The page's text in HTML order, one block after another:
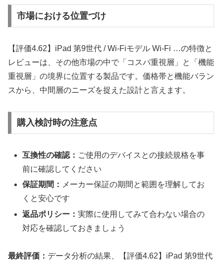
市場における位置づけ
【評価4.62】iPad 第9世代 / Wi-Fiモデル Wi-Fi …の特徴と
レビューは、その他市場の中で「コスパ重視層」と「機能
重視層」の境界に位置する製品です。価格帯と機能バラン
スから、中間層のニーズを捉えた設計と言えます。
購入検討時の注意点
互換性の確認： ご使用のデバイスとの接続規格を事
前に確認してください
保証期間： メーカー保証の期間と範囲を理解してお
くと安心です
返品ポリシー：実際に使用してみて合わない場合の
対応を確認しておきましょう
最終評価： データ分析の結果、【評価4.62】iPad 第9世代